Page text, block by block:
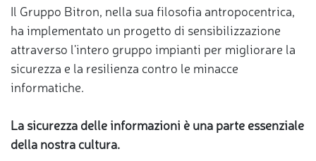
Il Gruppo Bitron, nella sua filosofia antropocentrica,
ha implementato un progetto di sensibilizzazione
attraverso l'intero gruppo impianti per migliorare la
sicurezza e la resilienza contro le minacce
informatiche.
La sicurezza delle informazioni è una parte essenziale
della nostra cultura.